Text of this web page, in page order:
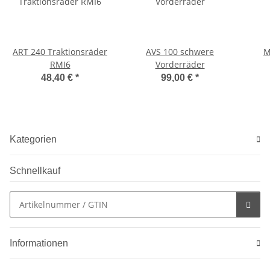
ART 240 Traktionsräder
RMI6
48,40 € *
AVS 100 schwere
Vorderräder
99,00 € *
Kategorien
Schnellkauf
Informationen